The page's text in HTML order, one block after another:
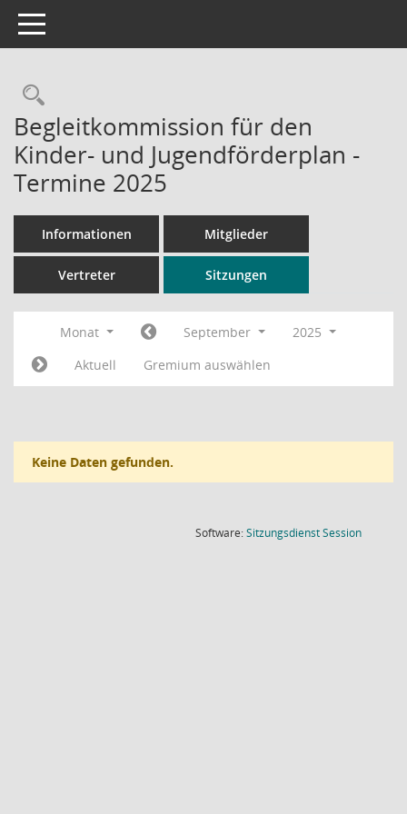
Toggle navigation
Rechercheauswahl
Begleitkommission für den
Kinder- und Jugendförderplan -
Termine 2025
Informationen Mitglieder
Vertreter Sitzungen
Monat September
2025
Aktuell
Gremium auswählen
Keine Daten gefunden.
Software:SitzungsdienstSession(Wird in